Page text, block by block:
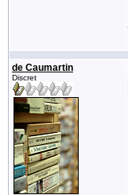
de Caumartin
Discret